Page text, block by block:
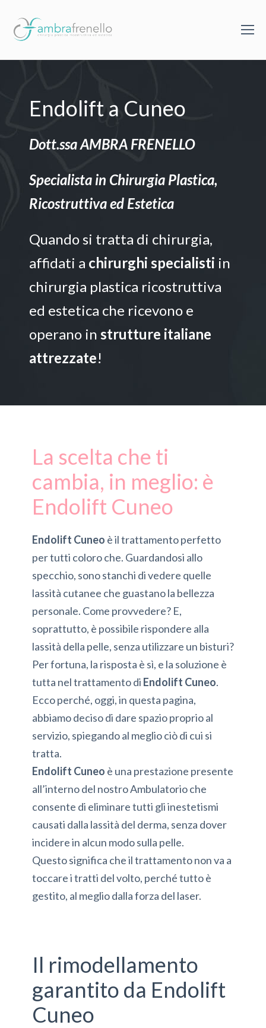
Endolift a Cuneo
Dott.ssa AMBRA FRENELLO
Specialista in Chirurgia Plastica,
Ricostruttiva ed Estetica
Quando si tratta di chirurgia,
affidati a chirurghi specialisti in
chirurgia plastica ricostruttiva
ed estetica che ricevono e
operano in strutture italiane
attrezzate!
La scelta che ti
cambia, in meglio: è
Endolift Cuneo
Endolift Cuneo è il trattamento perfetto
per tutti coloro che. Guardandosi allo
specchio, sono stanchi di vedere quelle
lassità cutanee che guastano la bellezza
personale. Come provvedere? E,
soprattutto, è possibile rispondere alla
lassità della pelle, senza utilizzare un bisturi?
Per fortuna, la risposta è sì, e la soluzione è
tutta nel trattamento di Endolift Cuneo.
Ecco perché, oggi, in questa pagina,
abbiamo deciso di dare spazio proprio al
servizio, spiegando al meglio ciò di cui si
tratta.
Endolift Cuneo è una prestazione presente
all’interno del nostro Ambulatorio che
consente di eliminare tutti gli inestetismi
causati dalla lassità del derma, senza dover
incidere in alcun modo sulla pelle.
Questo significa che il trattamento non va a
toccare i tratti del volto, perché tutto è
gestito, al meglio dalla forza del laser.
Il rimodellamento
garantito da Endolift
Cuneo